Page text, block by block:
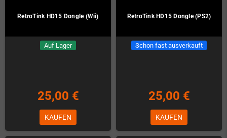
RetroTink HD15 Dongle (Wii)
Auf Lager
25,00 €
KAUFEN
RetroTink HD15 Dongle (PS2)
Schon fast ausverkauft
25,00 €
KAUFEN